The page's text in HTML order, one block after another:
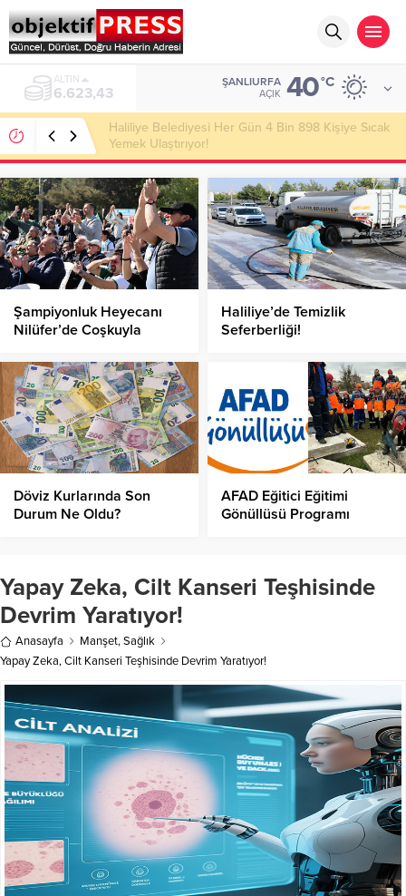
ALTIN
6.623,43
ŞANLIURFA
AÇIK 40°C
Haliliye Belediyesi Her Gün 4 Bin 898 Kişiye Sıcak
Yemek Ulaştırıyor!
Şampiyonluk Heyecanı
Nilüfer’de Coşkuyla
Haliliye’de Temizlik
Seferberliği!
Döviz Kurlarında Son
Durum Ne Oldu?
AFAD Eğitici Eğitimi
Gönüllüsü Programı
Yapay Zeka, Cilt Kanseri Teşhisinde
Devrim Yaratıyor!
Anasayfa Manşet,Sağlık
Yapay Zeka, Cilt Kanseri Teşhisinde Devrim Yaratıyor!